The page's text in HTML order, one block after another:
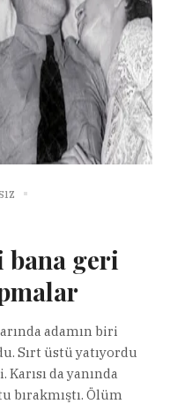
bana geri
adamın biri
Sırt üstü yatıyordu
da yanında
bırakmıştı. Ölüm